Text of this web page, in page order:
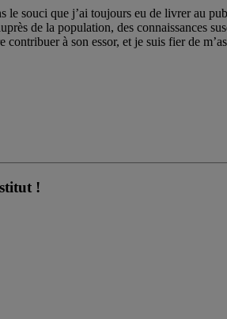
souci que j’ai toujours eu de livrer au
de la population, des connaissances
contribuer à son essor, et je suis fier de
!